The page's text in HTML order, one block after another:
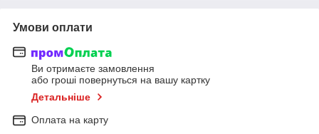
Умови оплати
Ви отримаєте замовлення
або гроші повернуться на вашу картку
Детальніше
Оплата на карту